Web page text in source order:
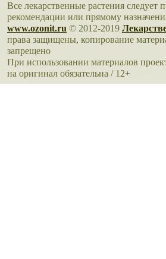
Все лекарственные растения следует
рекомендации или прямому
www.ozonit.ru © 2012-2019
права защищены, копирование
запрещено
При использовании материалов
на оригинал обязательна / 12+